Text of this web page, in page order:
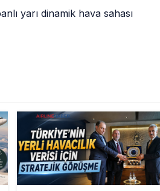
yarı dinamik hava sahası